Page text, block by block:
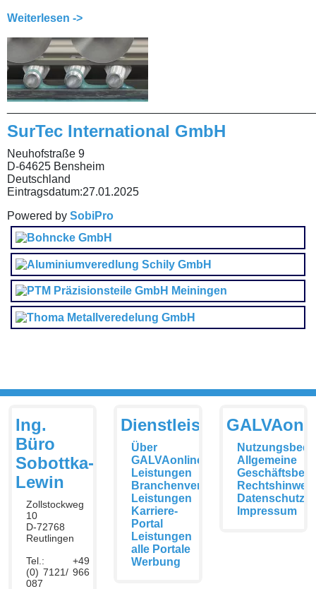
Weiterlesen ->
SurTec International GmbH
Neuhofstraße 9
D-64625 Bensheim
Deutschland
Eintragsdatum:27.01.2025
Powered by SobiPro
Ing.
Büro
Sobottka-
Lewin
Zollstockweg
10
D-72768
Reutlingen
Tel.: +49
(0) 7121/ 966
087
Dienstleistungen
Über
GALVAonline
Leistungen
Branchenverzeichnis
Leistungen
Karriere-
Portal
Leistungen
alle Portale
Werbung
Allgemeine
Impressum